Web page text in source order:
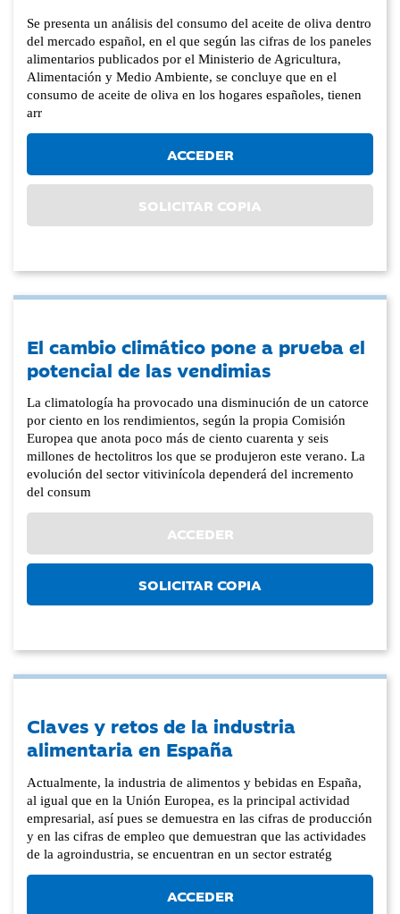
Se presenta un análisis del consumo del aceite de oliva dentro
del mercado español, en el que según las cifras de los paneles
alimentarios publicados por el Ministerio de Agricultura,
Alimentación y Medio Ambiente, se concluye que en el
consumo de aceite de oliva en los hogares españoles, tienen
arr
ACCEDER
SOLICITAR COPIA
El cambio climático pone a prueba el
potencial de las vendimias
La climatología ha provocado una disminución de un catorce
por ciento en los rendimientos, según la propia Comisión
Europea que anota poco más de ciento cuarenta y seis
millones de hectolitros los que se produjeron este verano. La
evolución del sector vitivinícola dependerá del incremento
del consum
ACCEDER
SOLICITAR COPIA
Claves y retos de la industria
alimentaria en España
Actualmente, la industria de alimentos y bebidas en España,
al igual que en la Unión Europea, es la principal actividad
empresarial, así pues se demuestra en las cifras de producción
y en las cifras de empleo que demuestran que las actividades
de la agroindustria, se encuentran en un sector estratég
ACCEDER